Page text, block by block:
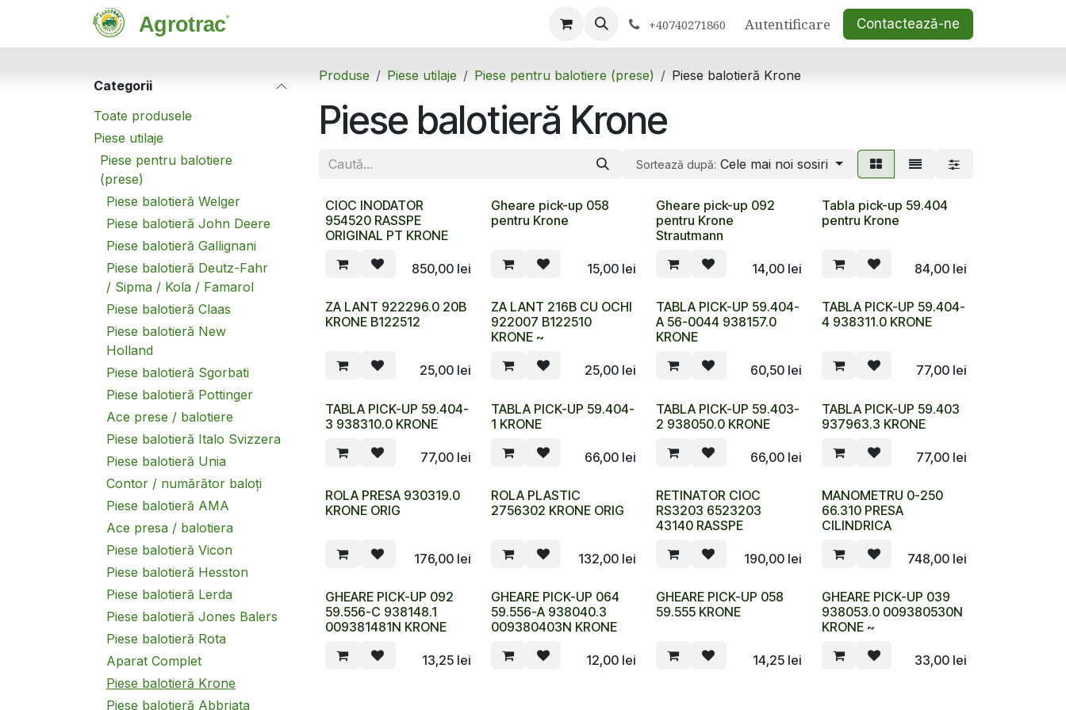
+40740271860 Autentificare Contactează-ne
Categorii
Toate produsele
Piese utilaje
Piese pentru balotiere
(prese)
Piese balotieră Welger
Piese balotieră John Deere
Piese balotieră Gallignani
Piese balotieră Deutz-Fahr
/ Sipma / Kola / Famarol
Piese balotieră Claas
Piese balotieră New
Holland
Piese balotieră Sgorbati
Piese balotieră Pottinger
Ace prese / balotiere
Piese balotieră Italo Svizzera
Piese balotieră Unia
Contor / numărător baloți
Piese balotieră AMA
Ace presa / balotiera
Piese balotieră Vicon
Piese balotieră Hesston
Piese balotieră Lerda
Piese balotieră Jones Balers
Piese balotieră Rota
Aparat Complet
Piese balotieră Krone
Piese balotieră Abbriata
Produse Piese utilaje Piese pentru balotiere (prese) Piese balotieră Krone
Piese balotieră Krone
Sortează după: Cele mai noi sosiri
CIOC INODATOR
954520 RASSPE
ORIGINAL PT KRONE
850,00lei
Gheare pick-up 058
pentru Krone
15,00 lei
Gheare pick-up 092
pentru Krone
Strautmann
14,00lei
Tabla pick-up 59.404
pentru Krone
84,00 lei
ZA LANT 922296.0 20B
KRONE B122512
25,00lei
ZA LANT 216B CU OCHI
922007 B122510
KRONE ~
25,00 lei
TABLA PICK-UP 59.404-
A 56-0044 938157.0
KRONE
60,50lei
TABLA PICK-UP 59.404-
4 938311.0 KRONE
77,00 lei
TABLA PICK-UP 59.404-
3 938310.0 KRONE
77,00lei
TABLA PICK-UP 59.404-
1 KRONE
66,00 lei
TABLA PICK-UP 59.403-
2 938050.0 KRONE
66,00lei
TABLA PICK-UP 59.403
937963.3 KRONE
77,00 lei
ROLA PRESA 930319.0
KRONE ORIG
176,00lei
ROLA PLASTIC
2756302 KRONE ORIG
132,00 lei
RETINATOR CIOC
RS3203 6523203
43140 RASSPE
190,00lei
MANOMETRU 0-250
66.310 PRESA
CILINDRICA
748,00 lei
GHEARE PICK-UP 092
59.556-C 938148.1
009381481N KRONE
13,25lei
GHEARE PICK-UP 064
59.556-A 938040.3
009380403N KRONE
12,00 lei
GHEARE PICK-UP 058
59.555 KRONE
14,25lei
GHEARE PICK-UP 039
938053.0 009380530N
KRONE ~
33,00 lei